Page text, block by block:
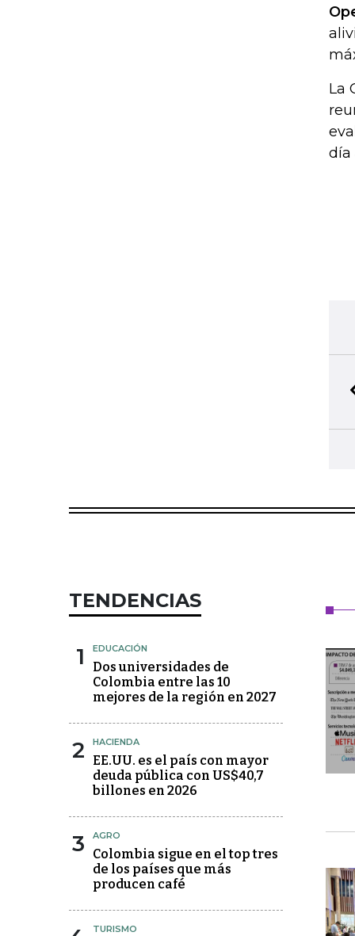
La
día
TENDENCIAS
1 EDUCACIÓN
Dos universidades de
Colombia entre las 10
mejores de la región en 2027
2 HACIENDA
EE.UU. es el país con mayor
deuda pública con US$40,7
billones en 2026
3 AGRO
Colombia sigue en el top tres
de los países que más
producen café
TURISMO